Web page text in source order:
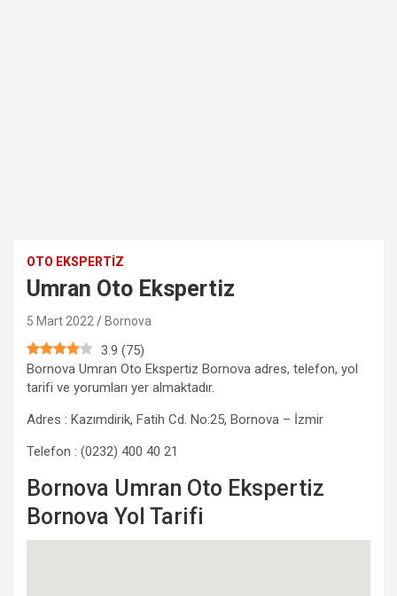
OTO EKSPERTIZ
Umran Oto Ekspertiz
5 Mart 2022 Bornova
3.9 (75)
Bornova Umran Oto Ekspertiz Bornova adres, telefon, yol
tarifi ve yorumları yer almaktadır.
Adres : Kazımdirik, Fatih Cd. No:25, Bornova – İzmir
Telefon : (0232) 400 40 21
Bornova Umran Oto Ekspertiz
Bornova Yol Tarifi